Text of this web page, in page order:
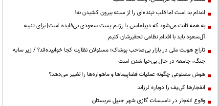
اعدام بد است اما قلب تپنده‌ای را از سینه بیرون کشیدن نه!
به همه ثابت می‌شود که دیپلماسی با رژیم پست سعودی بی‌فایده است| برای تنبیه
آل‌سعود باید با اقدام نظامی تحقیرشان کنیم
تاراج هویت ملی در بازار بی‌صاحب پوشاک؛ مسئولان نظارت کجا خوابیده‌اند؟ / زیر سایه
جنگ، جامعه در حال بی‌حیا شدن است
هوش مصنوعی چگونه عملیات فضاپیماها و ماهواره‌ها را تغییر می‌دهد؟
انفجارها کی‌یف را دوباره لرزاند
وقوع انفجار در تاسیسات گازی شهر جبیل عربستان